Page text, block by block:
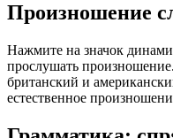
Произношение
Нажмите на значок
прослушать
британский и
естественное